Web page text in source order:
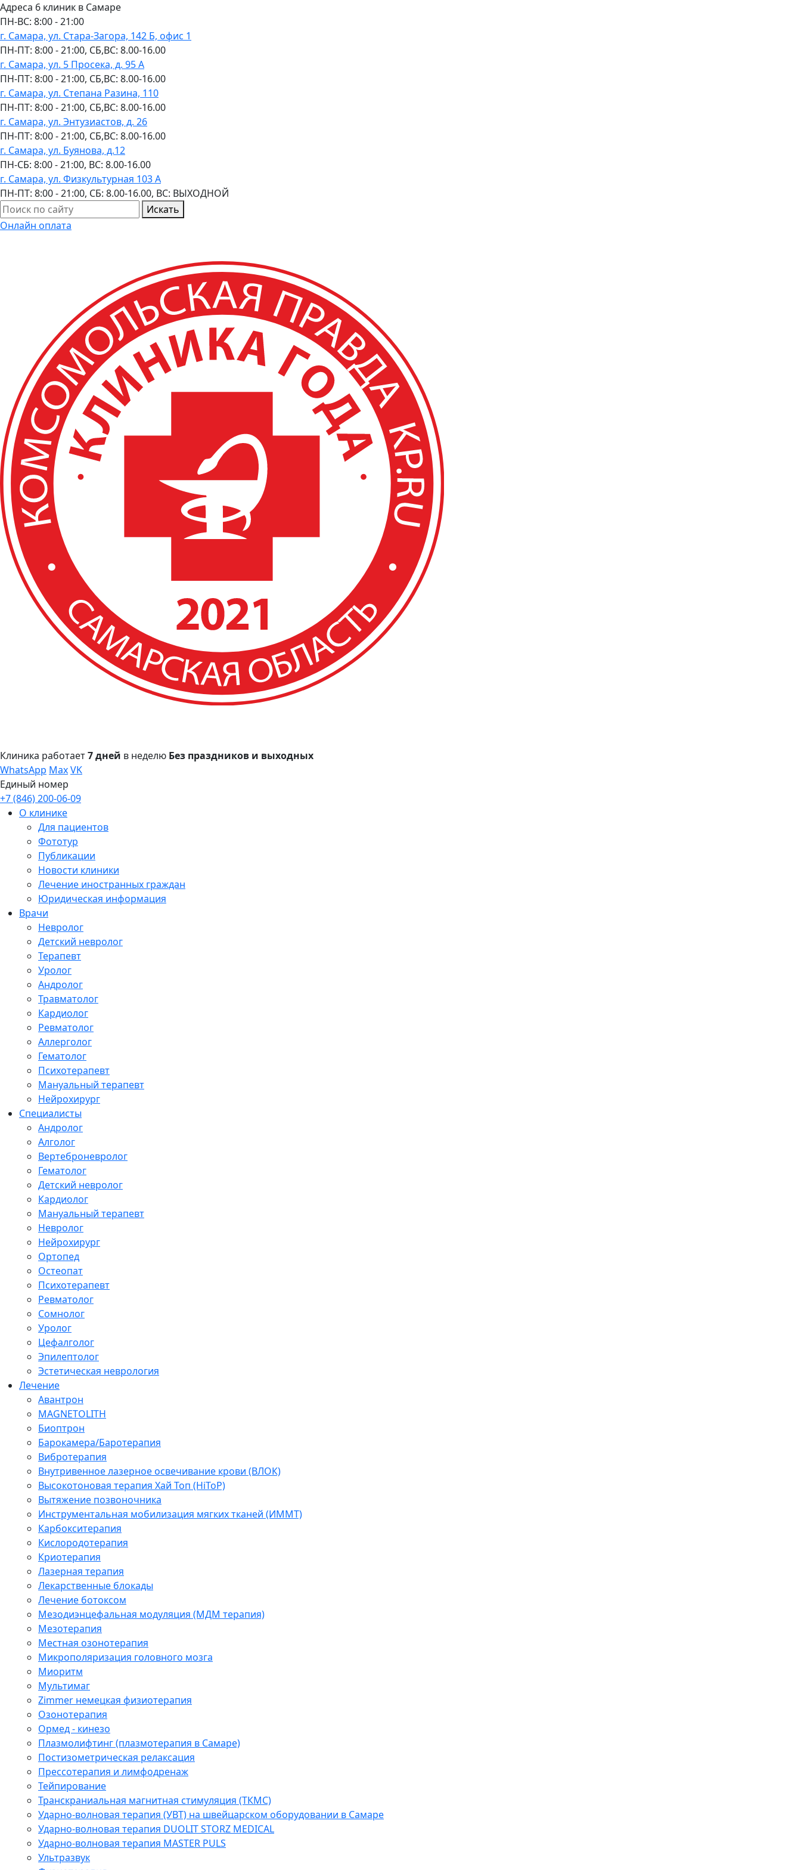
Адреса 6 клиник в Самаре
ПН-ВC: 8:00 - 21:00
г. Самара, ул. Стара-Загора, 142 Б, офис 1
ПН-ПТ: 8:00 - 21:00, СБ,ВС: 8.00-16.00
г. Самара, ул. 5 Просека, д. 95 А
ПН-ПТ: 8:00 - 21:00, СБ,ВС: 8.00-16.00
г. Самара, ул. Степана Разина, 110
ПН-ПТ: 8:00 - 21:00, СБ,ВС: 8.00-16.00
г. Самара, ул. Энтузиастов, д. 26
ПН-ПТ: 8:00 - 21:00, СБ,ВС: 8.00-16.00
г. Самара, ул. Буянова, д.12
ПН-СБ: 8:00 - 21:00, ВС: 8.00-16.00
г. Самара, ул. Физкультурная 103 А
ПН-ПТ: 8:00 - 21:00, СБ: 8.00-16.00, ВС: ВЫХОДНОЙ
Искать
Онлайн оплата
Клиника работает7 дней в неделю Без праздников и выходных
WhatsApp MaxVK
Единый номер
+7 (846) 200-06-09
О клинике
Для пациентов
Фототур
Публикации
Новости клиники
Лечение иностранных граждан
Юридическая информация
Врачи
Невролог
Детский невролог
Терапевт
Уролог
Андролог
Травматолог
Кардиолог
Ревматолог
Аллерголог
Гематолог
Психотерапевт
Мануальный терапевт
Нейрохирург
Специалисты
Андролог
Алголог
Вертеброневролог
Гематолог
Детский невролог
Кардиолог
Мануальный терапевт
Невролог
Нейрохирург
Ортопед
Остеопат
Психотерапевт
Ревматолог
Сомнолог
Уролог
Цефалголог
Эпилептолог
Эстетическая неврология
Лечение
Авантрон
MAGNETOLITH
Биоптрон
Барокамера/Баротерапия
Вибротерапия
Внутривенное лазерное освечивание крови (ВЛОК)
Высокотоновая терапия Хай Топ (HiToP)
Вытяжение позвоночника
Инструментальная мобилизация мягких тканей (ИММТ)
Карбокситерапия
Кислородотерапия
Криотерапия
Лазерная терапия
Лекарственные блокады
Лечение ботоксом
Мезодиэнцефальная модуляция (МДМ терапия)
Мезотерапия
Местная озонотерапия
Микрополяризация головного мозга
Миоритм
Мультимаг
Zimmer немецкая физиотерапия
Озонотерапия
Ормед - кинезо
Плазмолифтинг (плазмотерапия в Самаре)
Постизометрическая релаксация
Прессотерапия и лимфодренаж
Тейпирование
Транскраниальная магнитная стимуляция (ТКМС)
Ударно-волновая терапия (УВТ) на швейцарском оборудовании в Самаре
Ударно-волновая терапия DUOLIT STORZ MEDICAL
Ударно-волновая терапия MASTER PULS
Ультразвук